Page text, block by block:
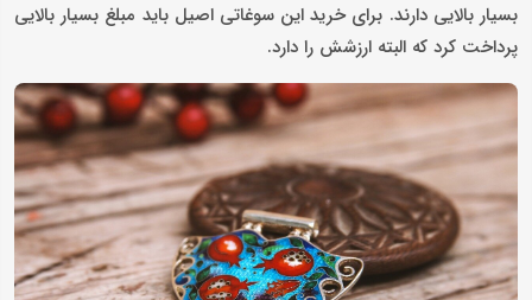
بسیار بالایی دارند. برای خرید این سوغاتی اصیل باید مبلغ بسیار بالایی
پرداخت کرد که البته ارزشش را دارد.